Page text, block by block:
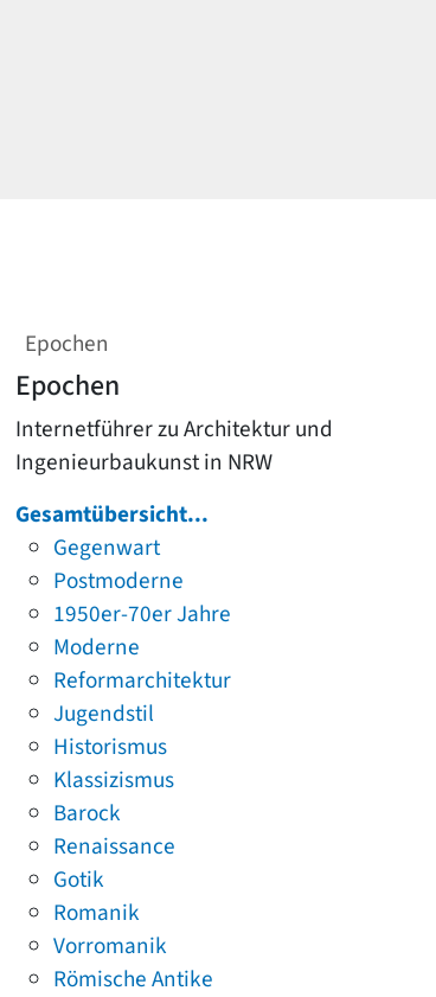
Epochen
Epochen
Internetführer zu Architektur und
Ingenieurbaukunst in NRW
Gesamtübersicht...
Gegenwart
Postmoderne
1950er-70er Jahre
Moderne
Reformarchitektur
Jugendstil
Historismus
Klassizismus
Barock
Renaissance
Gotik
Romanik
Vorromanik
Römische Antike